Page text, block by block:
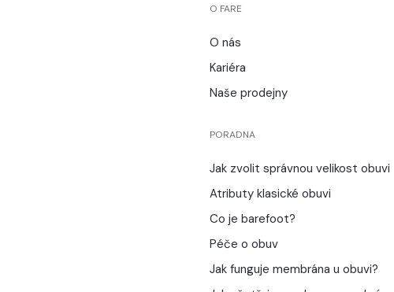
O FARE
O nás
Kariéra
Naše prodejny
PORADNA
Jak zvolit správnou velikost obuvi
Atributy klasické obuvi
Co je barefoot?
Péče o obuv
Jak funguje membrána u obuvi?